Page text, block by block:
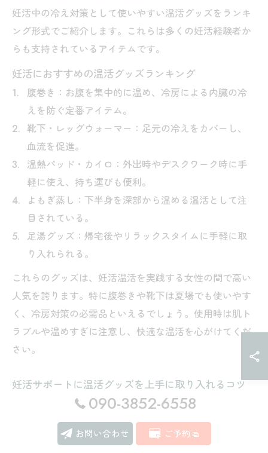
妊活中の冷え対策として使いやすい温活グッズをランキ
ング形式でご紹介します。これらは多くの妊活経験者か
らも支持されているアイテムです。
妊活におすすめの温活グッズランキング
腹巻き：お腹を集中的に温め、冷房による内臓の冷
えを防ぐ定番アイテム。
靴下・レッグウォーマー：足元の冷えをカバーし、
血流を促進。
温熱パッド・カイロ：外出時やデスクワーク時に手
軽に使え、持ち運びも便利。
よもぎ蒸し：下半身を深部から温める温活として注
目されている。
足湯グッズ：帰宅後やリラックスタイムに手軽に取
り入れられる。
これらのグッズは、妊活温活を実践する女性の間で高い
人気を誇ります。特に腹巻きや靴下は夏場でも使いやす
く、冷房対策の必需品といえるでしょう。使用時は肌ト
ラブルや温めすぎに注意し、快適な温活を心がけてくだ
さい。
妊活サポートに温活グッズを上手に取り入れるコツ
妊活をサポートするためには、温活グッズを日常生活に
無理なく取り入れることがポイントです。まずは、冷え
を感じやすい時間帯や場所を見極め、腹巻きや靴下、温
090-3852-6558
お問い合わせ ご予約